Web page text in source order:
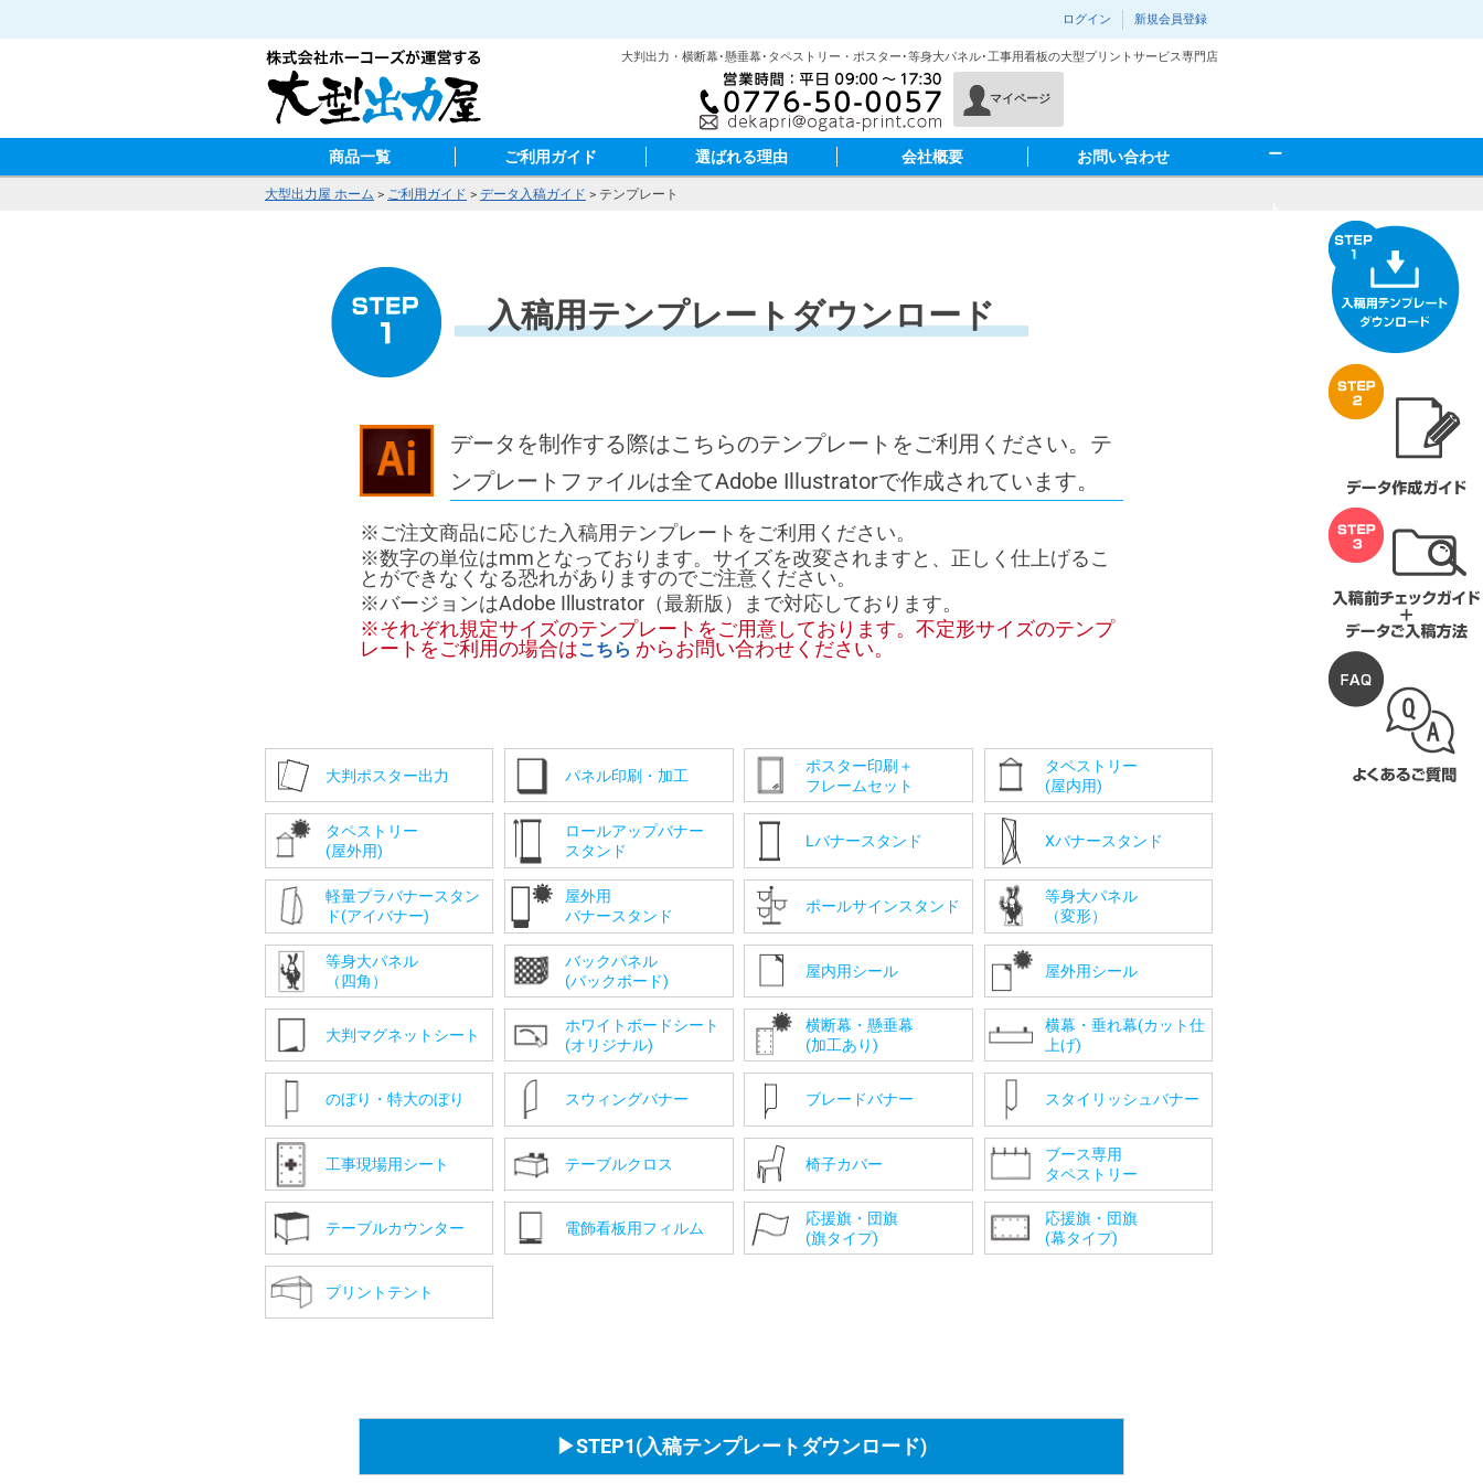
ログイン 新規会員登録
大判出力・横断幕･懸垂幕･タペストリー・ポスター･等身大パネル･工事用看板の大型プリントサービス専門店
マイページ
ー
商品一覧 ご利用ガイド 選ばれる理由 会社概要 お問い合わせ
大型出力屋 ホーム > ご利用ガイド > データ入稿ガイド > テンプレート
入稿用テンプレートダウンロード
データを制作する際はこちらのテンプレートをご利用ください。テ
ンプレートファイルは全てAdobe Illustratorで作成されています。
※ご注文商品に応じた入稿用テンプレートをご利用ください。
※数字の単位はmmとなっております。サイズを改変されますと、正しく仕上げるこ
とができなくなる恐れがありますのでご注意ください。
※バージョンはAdobe Illustrator（最新版）まで対応しております。
※それぞれ規定サイズのテンプレートをご用意しております。不定形サイズのテンプ
レートをご利用の場合はこちら からお問い合わせください。
大判ポスター出力 パネル印刷・加工
ポスター印刷＋
フレームセット
タペストリー
(屋内用)
タペストリー
(屋外用)
ロールアップバナー
スタンド
Lバナースタンド Xバナースタンド
軽量プラバナースタン
ド(アイバナー)
屋外用
バナースタンド
ポールサインスタンド
等身大パネル
（変形）
等身大パネル
（四角）
バックパネル
(バックボード)
屋内用シール 屋外用シール
大判マグネットシート
ホワイトボードシート
(オリジナル)
横断幕・懸垂幕
(加工あり)
横幕・垂れ幕(カット仕
上げ)
のぼり・特大のぼり スウィングバナー ブレードバナー スタイリッシュバナー
工事現場用シート テーブルクロス 椅子カバー
ブース専用
タペストリー
テーブルカウンター 電飾看板用フィルム
応援旗・団旗
(旗タイプ)
応援旗・団旗
(幕タイプ)
プリントテント
▶STEP1(入稿テンプレートダウンロード)